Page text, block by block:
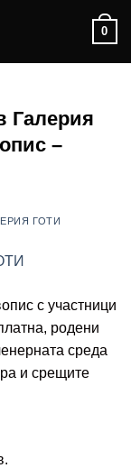
0
Галерия
–
ГОТИ
с участници
родени
среда
и срещите